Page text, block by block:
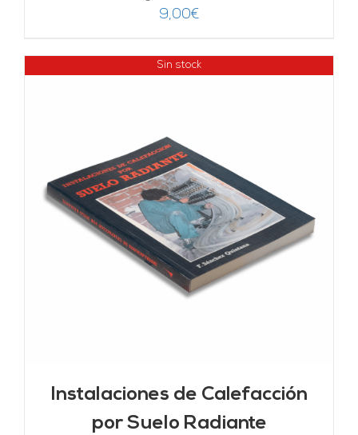
9,00€
Sin stock
Instalaciones de Calefacción
por Suelo Radiante